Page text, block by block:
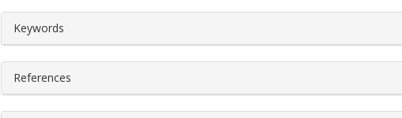
##plugins.themes.bootstrap3.article.details##
Keywords
References